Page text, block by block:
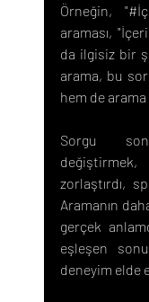
Örneğin,
araması,
da ilgisiz bir
arama, bu
hem de
Sorgu
zorlaştırdı,
Aramanın
gerçek
eşleşen
deneyim elde